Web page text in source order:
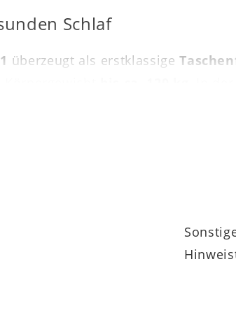
Schlaf
überzeugt als erstklassige
verstellbaren Lattenrosten und